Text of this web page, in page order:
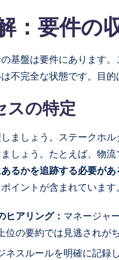
：要件の
基盤は要件にあります
不完全な状態です。目的
スの特定
ましょう。ステークホ
しょう。たとえば、物
るかを追跡する必要があ
イントが含まれています。
ヒアリング： マネージャ
位の要約では見逃されが
ネスルールを明確に記録